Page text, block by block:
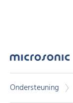
Ondersteuning